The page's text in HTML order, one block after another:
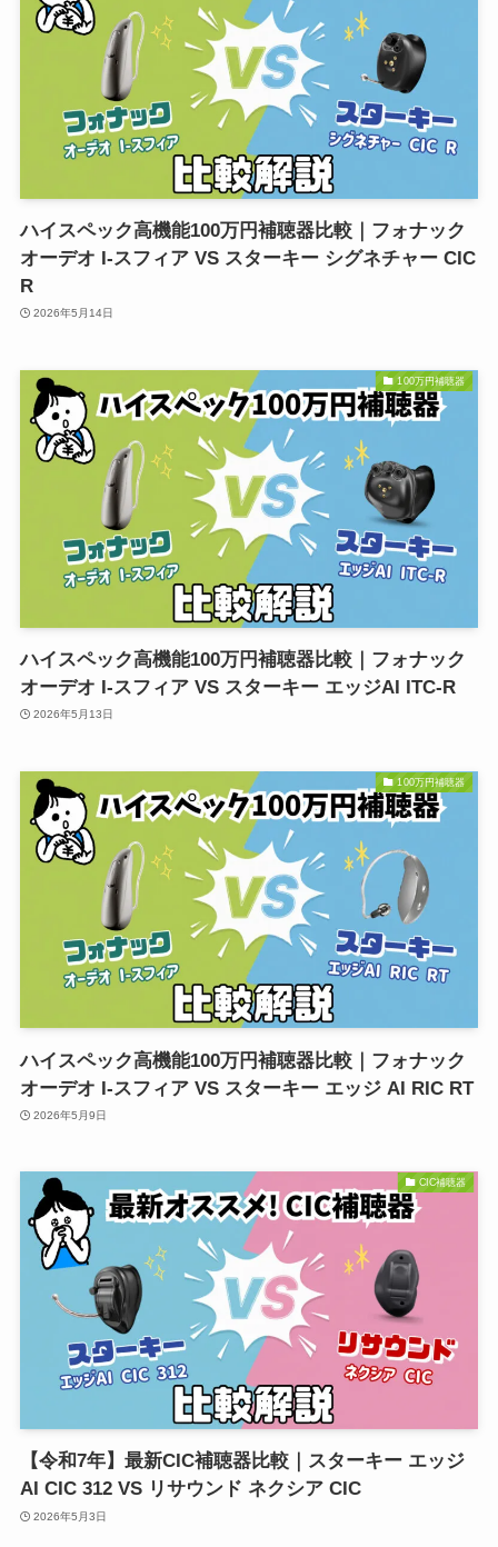
ハイスペック高機能100万円補聴器比較｜フォナック
オーデオ I-スフィア VS スターキー シグネチャー CIC
R
2026年5月14日
100万円補聴器
ハイスペック高機能100万円補聴器比較｜フォナック
オーデオ I-スフィア VS スターキー エッジAI ITC-R
2026年5月13日
100万円補聴器
ハイスペック高機能100万円補聴器比較｜フォナック
オーデオ I-スフィア VS スターキー エッジ AI RIC RT
2026年5月9日
CIC補聴器
【令和7年】最新CIC補聴器比較｜スターキー エッジ
AI CIC 312 VS リサウンド ネクシア CIC
2026年5月3日